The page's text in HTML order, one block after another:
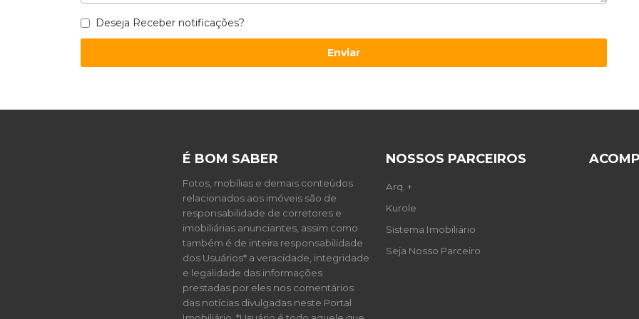
Deseja Receber notificações?
Enviar
É BOM SABER
Fotos, mobílias e demais conteúdos
relacionados aos imóveis são de
responsabilidade de corretores e
imobiliárias anunciantes, assim como
também é de inteira responsabilidade
dos Usuários* a veracidade, integridade
e legalidade das informações
prestadas por eles nos comentários
das notícias divulgadas neste Portal
NOSSOS PARCEIROS
Arq. +
Kurole
Sistema Imobiliário
Seja Nosso Parceiro